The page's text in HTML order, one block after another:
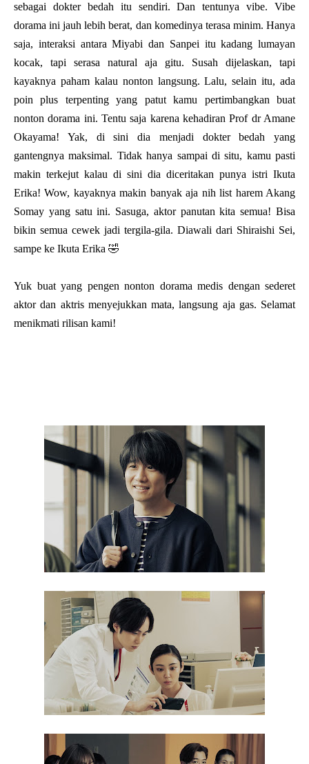
sebagai dokter bedah itu sendiri. Dan tentunya vibe. Vibe
dorama ini jauh lebih berat, dan komedinya terasa minim. Hanya
saja, interaksi antara Miyabi dan Sanpei itu kadang lumayan
kocak, tapi serasa natural aja gitu. Susah dijelaskan, tapi
kayaknya paham kalau nonton langsung. Lalu, selain itu, ada
poin plus terpenting yang patut kamu pertimbangkan buat
nonton dorama ini. Tentu saja karena kehadiran Prof dr Amane
Okayama! Yak, di sini dia menjadi dokter bedah yang
gantengnya maksimal. Tidak hanya sampai di situ, kamu pasti
makin terkejut kalau di sini dia diceritakan punya istri Ikuta
Erika! Wow, kayaknya makin banyak aja nih list harem Akang
Somay yang satu ini. Sasuga, aktor panutan kita semua! Bisa
bikin semua cewek jadi tergila-gila. Diawali dari Shiraishi Sei,
sampe ke Ikuta Erika 🤣
Yuk buat yang pengen nonton dorama medis dengan sederet
aktor dan aktris menyejukkan mata, langsung aja gas. Selamat
menikmati rilisan kami!